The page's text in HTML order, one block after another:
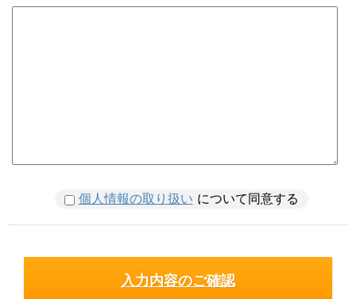
個人情報の取り扱い について同意する